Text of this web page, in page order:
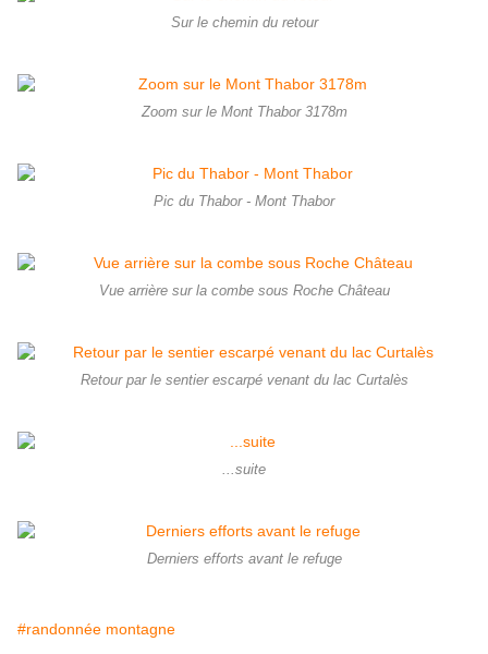
Sur le chemin du retour
Zoom sur le Mont Thabor 3178m
Pic du Thabor - Mont Thabor
Vue arrière sur la combe sous Roche Château
Retour par le sentier escarpé venant du lac Curtalès
...suite
Derniers efforts avant le refuge
#randonnée montagne